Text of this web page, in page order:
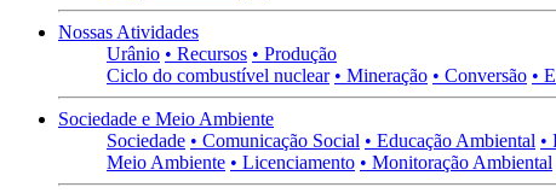
Nossas Atividades
Urânio • Recursos • Produção
Ciclo do combustível nuclear • Mineração • Conversão •
Sociedade e Meio Ambiente
Sociedade • Comunicação Social • Educação Ambiental •
Meio Ambiente • Licenciamento • Monitoração Ambiental